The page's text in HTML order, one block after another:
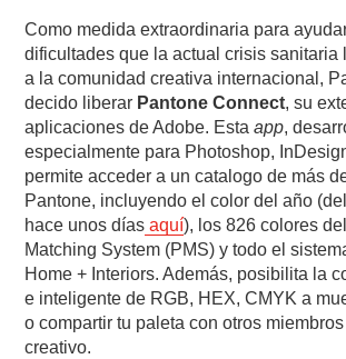
Como medida extraordinaria para
dificultades que la actual crisis sanitaria
a la comunidad creativa internacional,
decido liberar Pantone Connect, su
aplicaciones de Adobe. Estaapp,
especialmente para Photoshop,
permite acceder a un catalogo de más
Pantone, incluyendo el color del año
hace unos días aquí), los 826 colores
Matching System (PMS) y todo el
Home + Interiors. Además, posibilita la
e inteligente de RGB, HEX, CMYK a
o compartir tu paleta con otros
creativo.